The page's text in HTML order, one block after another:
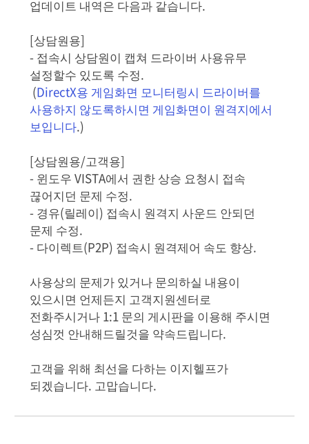
업데이트 내역은 다음과 같습니다.
[상담원용]
- 접속시 상담원이 캡쳐 드라이버 사용유무
설정할수 있도록 수정.
(DirectX용 게임화면 모니터링시 드라이버를
사용하지 않도록하시면 게임화면이 원격지에서
보입니다.)
[상담원용/고객용]
- 윈도우 VISTA에서 권한 상승 요청시 접속
끊어지던 문제 수정.
- 경유(릴레이) 접속시 원격지 사운드 안되던
문제 수정.
- 다이렉트(P2P) 접속시 원격제어 속도 향상.
사용상의 문제가 있거나 문의하실 내용이
있으시면 언제든지 고객지원센터로
전화주시거나 1:1 문의 게시판을 이용해 주시면
성심껏 안내해드릴것을 약속드립니다.
고객을 위해 최선을 다하는 이지헬프가
되겠습니다. 고맙습니다.